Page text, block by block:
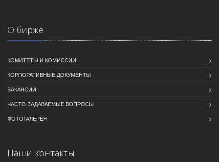
О бирже
КОМИТЕТЫ И КОМИССИИ
КОРПОРАТИВНЫЕ ДОКУМЕНТЫ
ВАКАНСИИ
ЧАСТО ЗАДАВАЕМЫЕ ВОПРОСЫ
ФОТОГАЛЕРЕЯ
Наши контакты